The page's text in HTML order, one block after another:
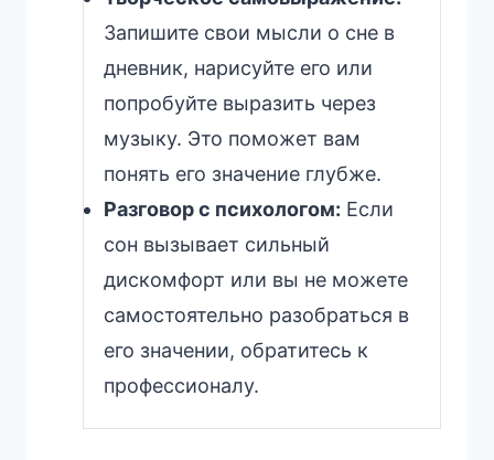
Запишите свои мысли о сне в
дневник, нарисуйте его или
попробуйте выразить через
музыку. Это поможет вам
понять его значение глубже.
Разговор с психологом: Если
сон вызывает сильный
дискомфорт или вы не можете
самостоятельно разобраться в
его значении, обратитесь к
профессионалу.